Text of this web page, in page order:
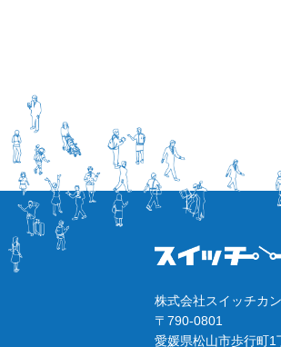
株式会社スイッチカ
〒790-0801
愛媛県松山市歩行町1